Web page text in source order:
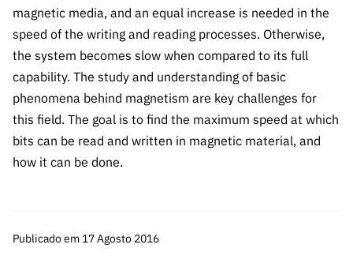
magnetic media, and an equal increase is needed in the
speed of the writing and reading processes. Otherwise,
the system becomes slow when compared to its full
capability. The study and understanding of basic
phenomena behind magnetism are key challenges for
this field. The goal is to find the maximum speed at which
bits can be read and written in magnetic material, and
how it can be done.
Publicado em 17 Agosto 2016